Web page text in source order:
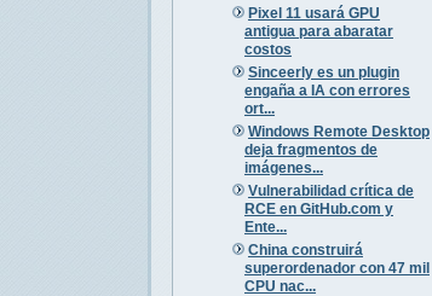
Pixel 11 usará GPU
antigua para abaratar
costos
Sinceerly es un plugin
engaña a IA con errores
ort...
Windows Remote Desktop
deja fragmentos de
imágenes...
Vulnerabilidad crítica de
RCE en GitHub.com y
Ente...
China construirá
superordenador con 47 mil
CPU nac...